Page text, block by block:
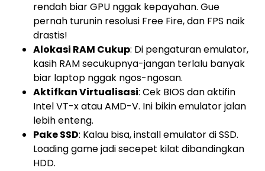
rendah biar GPU nggak kepayahan. Gue
pernah turunin resolusi Free Fire, dan FPS naik
drastis!
Alokasi RAM Cukup: Di pengaturan emulator,
kasih RAM secukupnya-jangan terlalu banyak
biar laptop nggak ngos-ngosan.
Aktifkan Virtualisasi: Cek BIOS dan aktifin
Intel VT-x atau AMD-V. Ini bikin emulator jalan
lebih enteng.
Pake SSD: Kalau bisa, install emulator di SSD.
Loading game jadi secepet kilat dibandingkan
HDD.